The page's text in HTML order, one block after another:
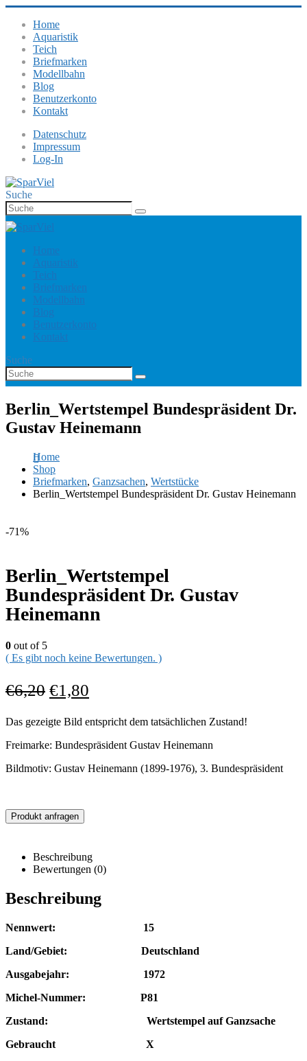
Home
Aquaristik
Teich
Briefmarken
Modellbahn
Blog
Benutzerkonto
Kontakt
Datenschutz
Impressum
Log-In
Suche
Home
Aquaristik
Teich
Briefmarken
Modellbahn
Blog
Benutzerkonto
Kontakt
Suche
Berlin_Wertstempel Bundespräsident Dr.
Gustav Heinemann
Home
Shop
Briefmarken, Ganzsachen, Wertstücke
Berlin_Wertstempel Bundespräsident Dr. Gustav Heinemann
-71%
Berlin_Wertstempel
Bundespräsident Dr. Gustav
Heinemann
0 out of 5
( Es gibt noch keine Bewertungen. )
€6,20 €1,80
Das gezeigte Bild entspricht dem tatsächlichen Zustand!
Freimarke: Bundespräsident Gustav Heinemann
Bildmotiv: Gustav Heinemann (1899-1976), 3. Bundespräsident
Produkt anfragen
Beschreibung
Bewertungen (0)
Beschreibung
Nennwert: 15
Land/Gebiet: Deutschland
Ausgabejahr: 1972
Michel-Nummer: P81
Zustand: Wertstempel auf Ganzsache
Gebraucht X